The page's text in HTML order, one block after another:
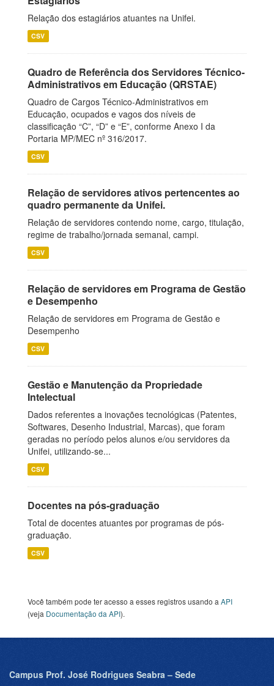
Relação dos estagiários atuantes na Unifei.
CSV
Quadro de Referência dos Servidores Técnico-
Administrativos em Educação (QRSTAE)
Quadro de Cargos Técnico-Administrativos em
Educação, ocupados e vagos dos níveis de
classificação “C”, “D” e “E”, conforme Anexo I da
Portaria MP/MEC nº 316/2017.
CSV
Relação de servidores ativos pertencentes ao
quadro permanente da Unifei.
Relação de servidores contendo nome, cargo, titulação,
regime de trabalho/jornada semanal, campi.
CSV
Relação de servidores em Programa de Gestão
e Desempenho
Relação de servidores em Programa de Gestão e
Desempenho
CSV
Gestão e Manutenção da Propriedade
Intelectual
Dados referentes a inovações tecnológicas (Patentes,
Softwares, Desenho Industrial, Marcas), que foram
geradas no período pelos alunos e/ou servidores da
Unifei, utilizando-se...
CSV
Docentes na pós-graduação
Total de docentes atuantes por programas de pós-
graduação.
CSV
Você também pode ter acesso a esses registros usando a API
(veja Documentação da API).
Campus Prof. José Rodrigues Seabra – Sede